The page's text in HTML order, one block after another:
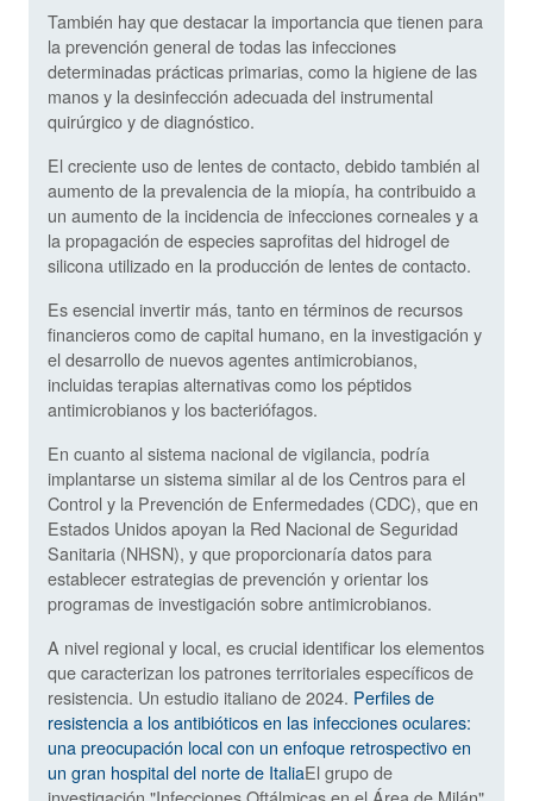
También hay que destacar la importancia que tienen para
la prevención general de todas las infecciones
determinadas prácticas primarias, como la higiene de las
manos y la desinfección adecuada del instrumental
quirúrgico y de diagnóstico.
El creciente uso de lentes de contacto, debido también al
aumento de la prevalencia de la miopía, ha contribuido a
un aumento de la incidencia de infecciones corneales y a
la propagación de especies saprofitas del hidrogel de
silicona utilizado en la producción de lentes de contacto.
Es esencial invertir más, tanto en términos de recursos
financieros como de capital humano, en la investigación y
el desarrollo de nuevos agentes antimicrobianos,
incluidas terapias alternativas como los péptidos
antimicrobianos y los bacteriófagos.
En cuanto al sistema nacional de vigilancia, podría
implantarse un sistema similar al de los Centros para el
Control y la Prevención de Enfermedades (CDC), que en
Estados Unidos apoyan la Red Nacional de Seguridad
Sanitaria (NHSN), y que proporcionaría datos para
establecer estrategias de prevención y orientar los
programas de investigación sobre antimicrobianos.
A nivel regional y local, es crucial identificar los elementos
que caracterizan los patrones territoriales específicos de
resistencia. Un estudio italiano de 2024. Perfiles de
resistencia a los antibióticos en las infecciones oculares:
una preocupación local con un enfoque retrospectivo en
un gran hospital del norte de ItaliaEl grupo de